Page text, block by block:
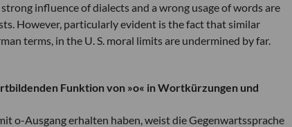
influence of dialects and a wrong usage of words are
However, particularly evident is the fact that similar
terms, in the U. S. moral limits are undermined by far.
Funktion von »o« in Wortkürzungen und
o-Ausgang erhalten haben, weist die Gegenwartssprache